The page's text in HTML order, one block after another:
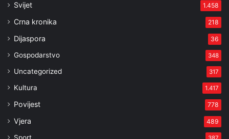
Svijet 1.458
Crna kronika 218
Dijaspora 36
Gospodarstvo 348
Uncategorized 317
Kultura 1.417
Povijest 778
Vjera 489